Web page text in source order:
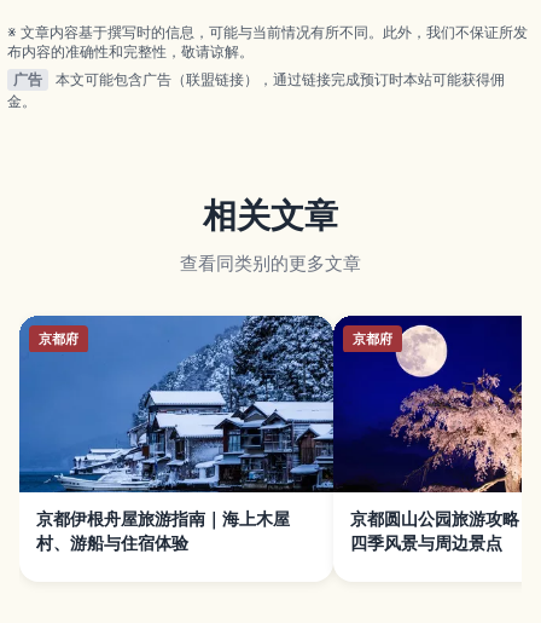
进行半日或一日小旅行。
※ 文章内容基于撰写时的信息，可能与当前情况有所不同。此外，我们不保证所发
布内容的准确性和完整性，敬请谅解。
广告
本文可能包含广告（联盟链接），通过链接完成预订时本站可能获得佣
金。
相关文章
查看同类别的更多文章
京都府
京都伊根舟屋旅游指南｜海上木屋
村、游船与住宿体验
京都府
京都圆山公园旅游攻略｜
四季风景与周边景点